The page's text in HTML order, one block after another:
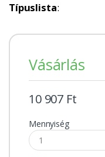
Típuslista:
Vásárlás
10 907 Ft
Mennyiség